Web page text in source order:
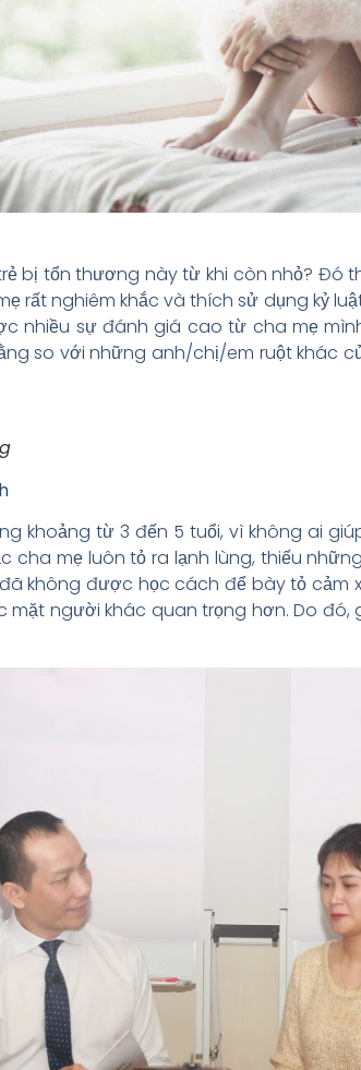
bị tổn thương này từ khi còn nhỏ? Đó
rất nghiêm khắc và thích sử dụng kỷ
nhiều sự đánh giá cao từ cha mẹ
so với những anh/chị/em ruột khác
khoảng từ 3 đến 5 tuổi, vì không ai
cha mẹ luôn tỏ ra lạnh lùng, thiếu
không được học cách để bày tỏ cảm
người khác quan trọng hơn. Do